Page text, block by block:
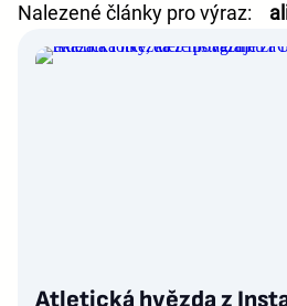
Nalezené články pro výraz:
Atletická hvězda z